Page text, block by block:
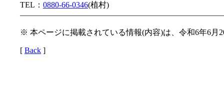
TEL： 0880-66-0346(植村)
※ 本ページに掲載されている情報(内容)は、令和6年6月
[ Back ]